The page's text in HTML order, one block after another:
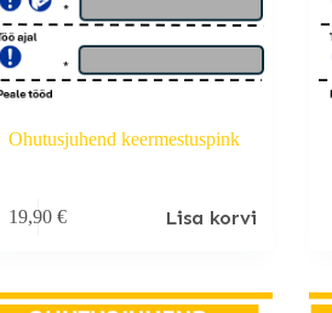
Ohutusjuhend keermestuspink
19,90€ Lisa korvi